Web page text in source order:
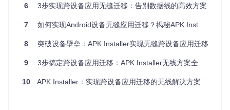
支持多设备同时连接。
三步完成设备配对：零基础操作指南
开始前请确保：
Windows设备运行Windows 10 Build 17763及以上版本
6 3步实现跨设备应用无缝迁移：告别数据线的高效方案
7 如何实现Android设备无缝应用迁移？揭秘APK Installer的无线传输方案
8 突破设备壁垒：APK Installer实现无缝跨设备应用迁移
9 3步搞定跨设备应用迁移：APK Installer无线方案全解析
10 APK Installer：实现跨设备应用迁移的无线解决方案